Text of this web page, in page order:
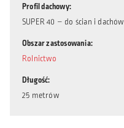
Profil dachowy
SUPER 40 – do ścian i dachów
Obszar zastosowania
Rolnictwo
Długość
25 metrów